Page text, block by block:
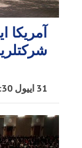
آمریکا
31 اییول 09:30